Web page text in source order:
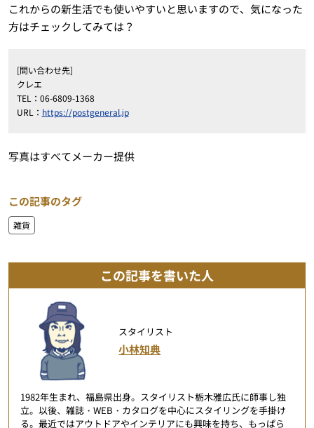
これからの新生活でも使いやすいと思いますので、気になった
方はチェックしてみては？
[問い合わせ先]
クレエ
TEL：06-6809-1368
URL： https://postgeneral.jp
写真はすべてメーカー提供
この記事のタグ
雑貨
この記事を書いた人
スタイリスト
小林知典
1982年生まれ、福島県出身。スタイリスト栃木雅広氏に師事し独
立。以後、雑誌・WEB・カタログを中心にスタイリングを手掛け
る。最近ではアウトドアやインテリアにも興味を持ち、もっぱら